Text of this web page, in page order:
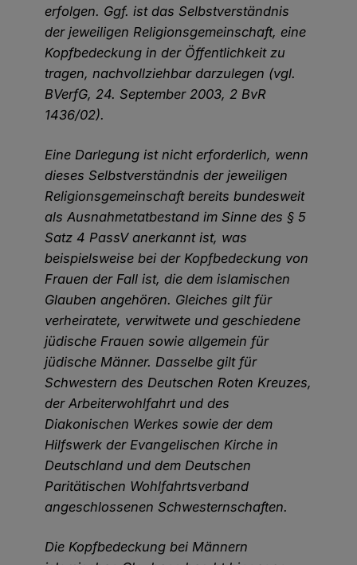
erfolgen. Ggf. ist das Selbstverständnis
der jeweiligen Religionsgemeinschaft, eine
Kopfbedeckung in der Öffentlichkeit zu
tragen, nachvollziehbar darzulegen (vgl.
BVerfG, 24. September 2003, 2 BvR
1436/02).
Eine Darlegung ist nicht erforderlich, wenn
dieses Selbstverständnis der jeweiligen
Religionsgemeinschaft bereits bundesweit
als Ausnahmetatbestand im Sinne des § 5
Satz 4 PassV anerkannt ist, was
beispielsweise bei der Kopfbedeckung von
Frauen der Fall ist, die dem islamischen
Glauben angehören. Gleiches gilt für
verheiratete, verwitwete und geschiedene
jüdische Frauen sowie allgemein für
jüdische Männer. Dasselbe gilt für
Schwestern des Deutschen Roten Kreuzes,
der Arbeiterwohlfahrt und des
Diakonischen Werkes sowie der dem
Hilfswerk der Evangelischen Kirche in
Deutschland und dem Deutschen
Paritätischen Wohlfahrtsverband
angeschlossenen Schwesternschaften.
Die Kopfbedeckung bei Männern